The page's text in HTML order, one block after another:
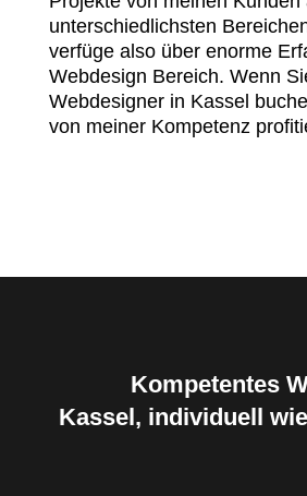
unterschiedlichsten
verfüge also über enorme
Webdesign Bereich. Wenn
Webdesigner in Kassel
von meiner Kompetenz
Kompetentes
Kassel, individuell